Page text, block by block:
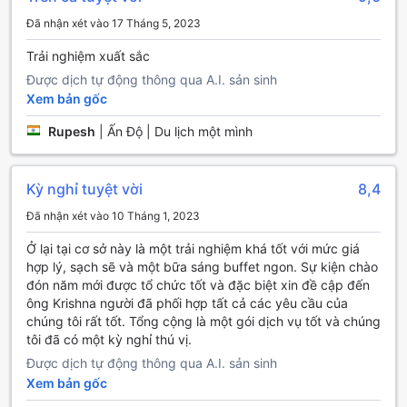
hàng luôn được đặt lên hàng đầu. Khách sạn cung cấp
dịch vụ phòng 24 giờ, giúp bạn có thể thưởng thức bữa ăn
ngon miệng ngay tại phòng bất kỳ lúc nào. Ngoài ra, dịch
vụ giặt là và giặt khô cũng được cung cấp để đảm bảo bạn
luôn có trang phục sạch sẽ và gọn gàng trong suốt thời
gian lưu trú. Đội ngũ nhân viên concierge sẵn sàng hỗ trợ
bạn trong việc lên kế hoạch cho các hoạt động, giúp bạn
tận hưởng trọn vẹn chuyến đi của mình.
Không gian công cộng được trang bị Wi-Fi miễn phí, giúp
bạn dễ dàng kết nối với bạn bè và gia đình hoặc làm việc
ngay cả khi đang nghỉ ngơi. Mỗi phòng đều có Wi-Fi miễn
phí, đảm bảo bạn luôn có thể truy cập internet nhanh
chóng và thuận tiện. Khách sạn cũng cung cấp dịch vụ lưu
trữ hành lý, giúp bạn thoải mái khám phá thành phố mà
không phải lo lắng về hành lý của mình. Với sự phục vụ tận
tình và các tiện nghi hiện đại, Comfort Inn Insys chắc chắn
sẽ mang đến cho bạn một trải nghiệm lưu trú tuyệt vời.
Tiện Nghi Giao Thông Tại Comfort Inn Insys
Tại Comfort Inn Insys, khách hàng sẽ được trải nghiệm
những tiện nghi giao thông tuyệt vời, giúp cho việc di
Đã nhận xét vào 17 Tháng 5, 2023
Trải nghiệm xuất sắc
Được dịch tự động thông qua A.I. sản sinh
Xem bản gốc
Rupesh Ấn Độ | Du lịch một mình
Kỳ nghỉ tuyệt vời 8,4
Đã nhận xét vào 10 Tháng 1, 2023
Ở lại tại cơ sở này là một trải nghiệm khá tốt với mức giá
hợp lý, sạch sẽ và một bữa sáng buffet ngon. Sự kiện chào
đón năm mới được tổ chức tốt và đặc biệt xin đề cập đến
ông Krishna người đã phối hợp tất cả các yêu cầu của
chúng tôi rất tốt. Tổng cộng là một gói dịch vụ tốt và chúng
tôi đã có một kỳ nghỉ thú vị.
Được dịch tự động thông qua A.I. sản sinh
Xem bản gốc